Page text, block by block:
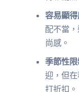
容易顯
配不當
尚感。
季節性
迎，但
打折扣。